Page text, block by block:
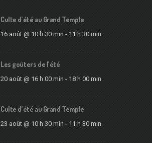
Culte d’été au Grand Temple
16 août @ 10 h 30 min - 11 h 30 min
Les goûters de l’été
20 août @ 16 h 00 min - 18 h 00 min
Culte d’été au Grand Temple
23 août @ 10 h 30 min - 11 h 30 min